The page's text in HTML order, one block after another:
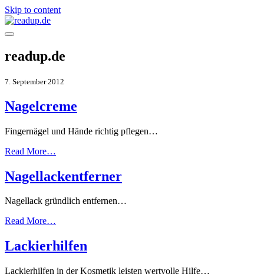
Skip to content
readup.de
7. September 2012
Nagelcreme
Fingernägel und Hände richtig pflegen…
Read More…
Nagellackentferner
Nagellack gründlich entfernen…
Read More…
Lackierhilfen
Lackierhilfen in der Kosmetik leisten wertvolle Hilfe…